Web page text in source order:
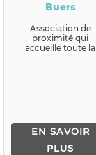
Buers
Association de
proximité qui
accueille toute la
EN SAVOIR
PLUS